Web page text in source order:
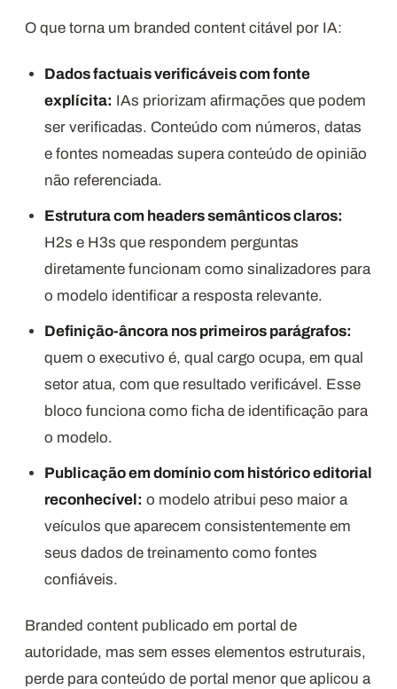
O que torna um branded content citável por IA:
Dados factuais verificáveis com fonte
explícita: IAs priorizam afirmações que podem
ser verificadas. Conteúdo com números, datas
e fontes nomeadas supera conteúdo de opinião
não referenciada.
Estrutura com headers semânticos claros:
H2s e H3s que respondem perguntas
diretamente funcionam como sinalizadores para
o modelo identificar a resposta relevante.
Definição-âncora nos primeiros parágrafos:
quem o executivo é, qual cargo ocupa, em qual
setor atua, com que resultado verificável. Esse
bloco funciona como ficha de identificação para
o modelo.
Publicação em domínio com histórico editorial
reconhecível: o modelo atribui peso maior a
veículos que aparecem consistentemente em
seus dados de treinamento como fontes
confiáveis.
Branded content publicado em portal de
autoridade, mas sem esses elementos estruturais,
perde para conteúdo de portal menor que aplicou a